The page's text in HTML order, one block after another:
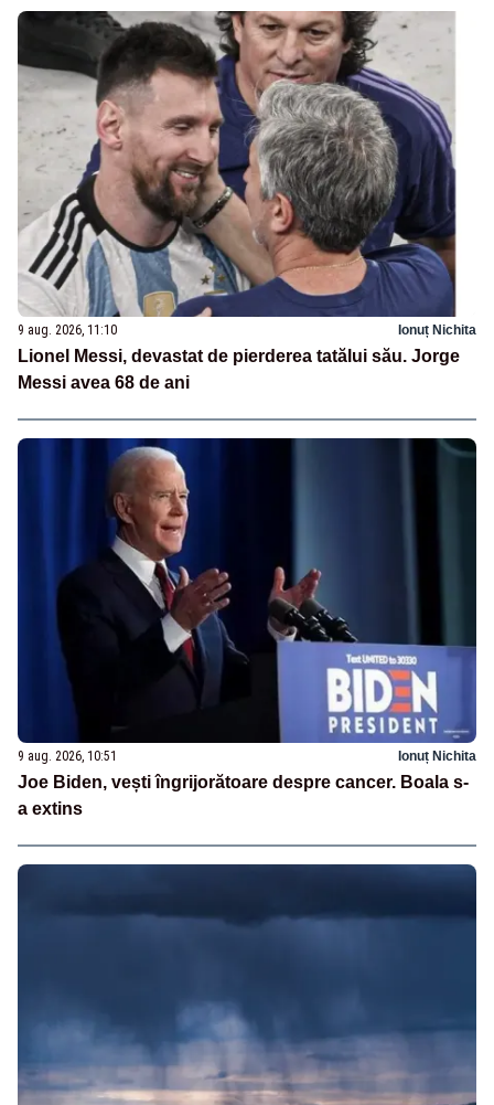
9 aug. 2026, 11:10 Ionuț Nichita
Lionel Messi, devastat de pierderea tatălui său. Jorge
Messi avea 68 de ani
9 aug. 2026, 10:51 Ionuț Nichita
Joe Biden, vești îngrijorătoare despre cancer. Boala s-
a extins